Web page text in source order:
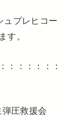
プレヒコー
。
：：：：：：
圧救援会